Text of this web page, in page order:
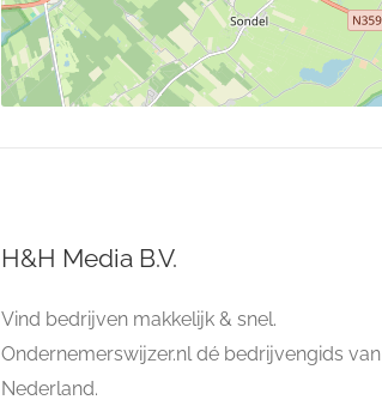
H&H Media B.V.
Vind bedrijven makkelijk & snel.
Ondernemerswijzer.nl dé bedrijvengids van
Nederland.